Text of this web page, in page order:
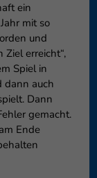
ein
mit so
und
erreicht“,
Spiel in
dann auch
Dann
gemacht.
Ende